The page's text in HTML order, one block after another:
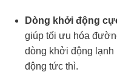
Dòng khởi động
giúp tối ưu hóa
dòng khởi động
động tức thì.